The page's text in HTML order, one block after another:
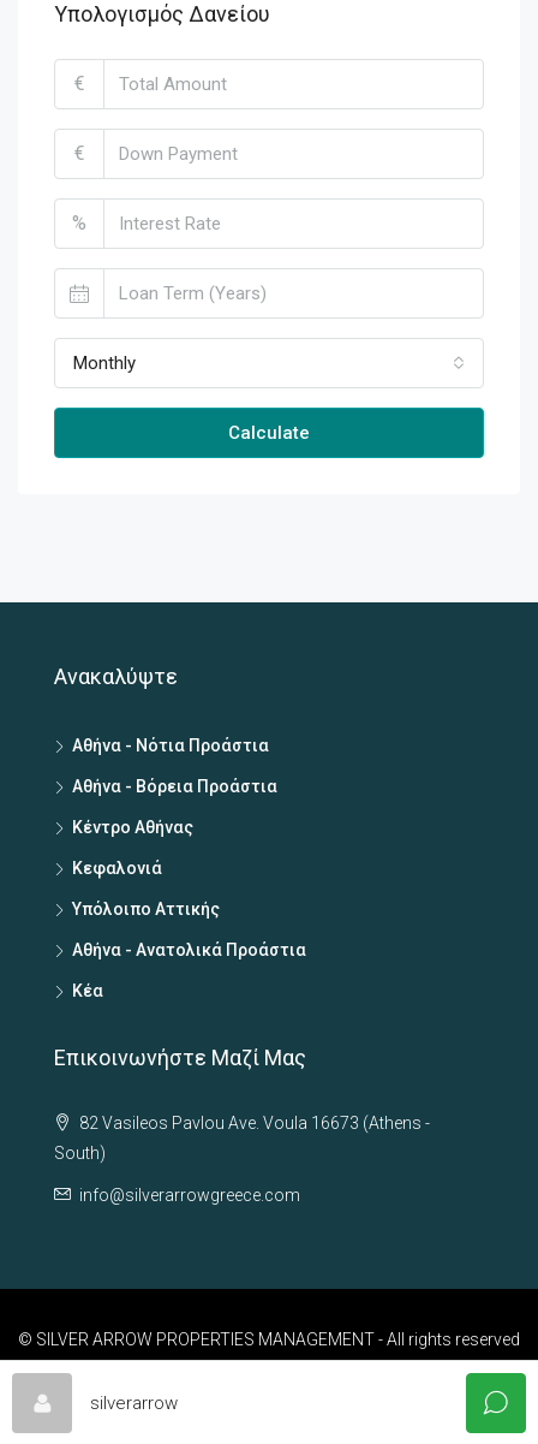
Υπολογισμός Δανείου
€
€
%
Monthly
Calculate
Ανακαλύψτε
Αθήνα - Νότια Προάστια
Αθήνα - Βόρεια Προάστια
Κέντρο Αθήνας
Κεφαλονιά
Υπόλοιπο Αττικής
Αθήνα - Ανατολικά Προάστια
Κέα
Επικοινωνήστε Μαζί Μας
82 Vasileos Pavlou Ave. Voula 16673 (Athens -
South)
info@silverarrowgreece.com
© SILVER ARROW PROPERTIES MANAGEMENT - All rights reserved
silverarrow